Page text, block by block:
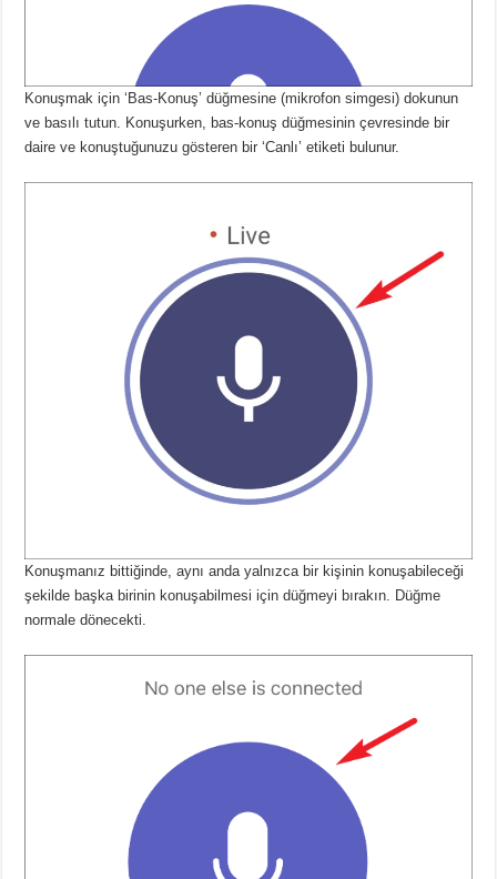
Konuşmak için ‘Bas-Konuş’ düğmesine (mikrofon simgesi) dokunun
ve basılı tutun. Konuşurken, bas-konuş düğmesinin çevresinde bir
daire ve konuştuğunuzu gösteren bir ‘Canlı’ etiketi bulunur.
Konuşmanız bittiğinde, aynı anda yalnızca bir kişinin konuşabileceği
şekilde başka birinin konuşabilmesi için düğmeyi bırakın. Düğme
normale dönecekti.